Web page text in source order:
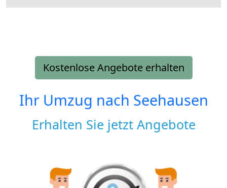
Kostenlose Angebote erhalten
Ihr Umzug nach Seehausen
Erhalten Sie jetzt Angebote